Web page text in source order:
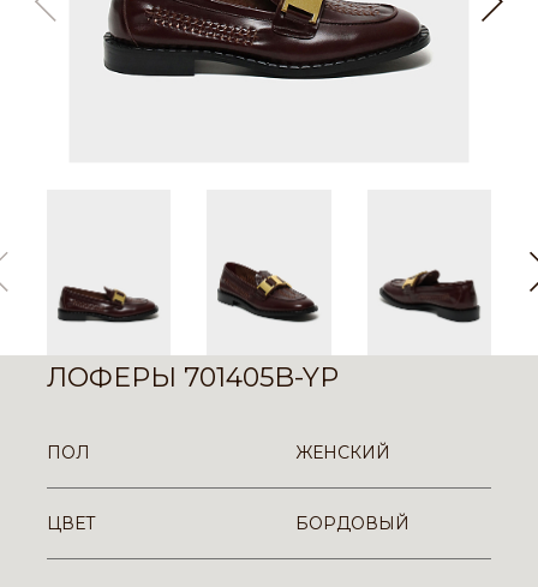
ЛОФЕРЫ 701405B-YP
ПОЛ ЖЕНСКИЙ
ЦВЕТ БОРДОВЫЙ